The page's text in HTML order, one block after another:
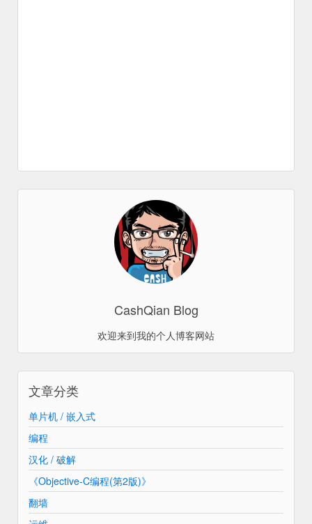
CashQian Blog
欢迎来到我的个人博客网站
文章分类
单片机 / 嵌入式
编程
汉化 / 破解
《Objective-C编程(第2版)》
翻墙